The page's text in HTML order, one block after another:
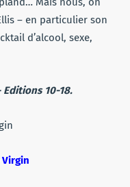
– en particulier son
d’alcool, sexe,
10-18.
Virgin